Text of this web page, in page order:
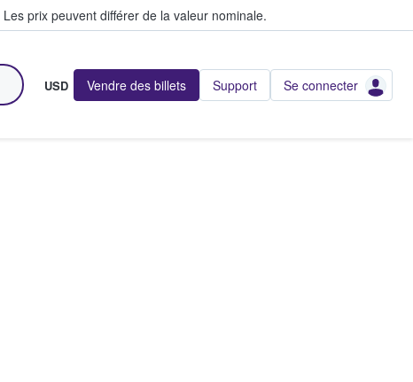
Les prix peuvent différer de la valeur nominale.
USD Vendre des billets Support Se connecter